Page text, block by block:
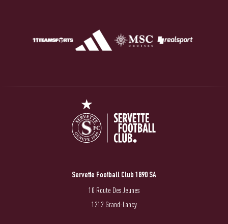
Servette Football Club 1890 SA
10 Route Des Jeunes
1212 Grand-Lancy